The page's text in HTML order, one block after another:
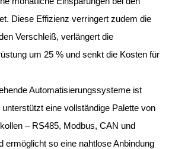
Diese Effizienz verringert zudem die
Verschleiß, verlängert die
um 25 % und senkt die Kosten für
Automatisierungssysteme ist
eine vollständige Palette von
– RS485, Modbus, CAN und
ermöglicht so eine nahtlose Anbindung